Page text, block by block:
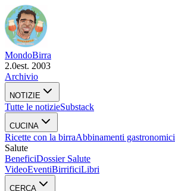
MondoBirra
2.0est. 2003
Archivio
NOTIZIE
Tutte le notizieSubstack
CUCINA
Ricette con la birraAbbinamenti gastronomici
Salute
BeneficiDossier Salute
VideoEventiBirrificiLibri
CERCA